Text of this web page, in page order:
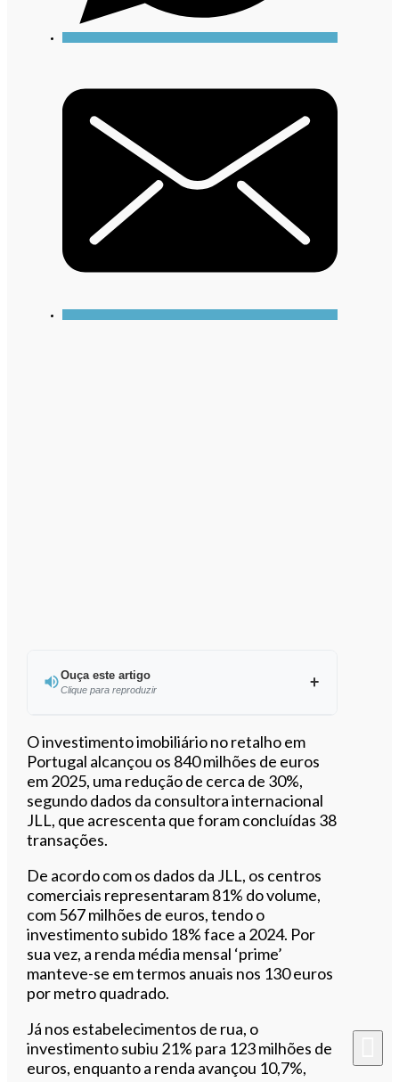
Ouça este artigo
Clique para reproduzir
Ouvir este artigo
O investimento imobiliário no retalho em
Portugal alcançou os 840 milhões de euros
em 2025, uma redução de cerca de 30%,
segundo dados da consultora internacional
JLL, que acrescenta que foram concluídas 38
transações.
De acordo com os dados da JLL, os centros
comerciais representaram 81% do volume,
com 567 milhões de euros, tendo o
investimento subido 18% face a 2024. Por
sua vez, a renda média mensal ‘prime’
manteve-se em termos anuais nos 130 euros
por metro quadrado.
Já nos estabelecimentos de rua, o
investimento subiu 21% para 123 milhões de
euros, enquanto a renda avançou 10,7%,